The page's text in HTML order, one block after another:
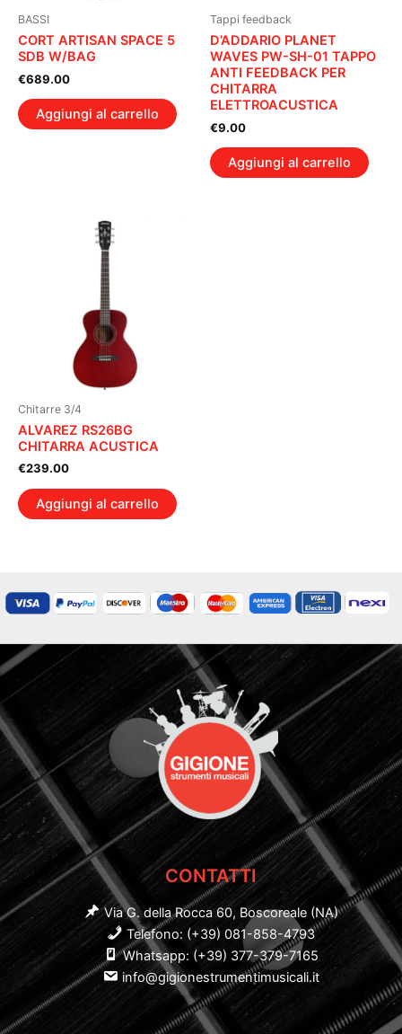
BASSI
CORT ARTISAN SPACE 5
SDB W/BAG
€689.00
Aggiungi al carrello
Tappi feedback
D’ADDARIO PLANET
WAVES PW-SH-01 TAPPO
ANTI FEEDBACK PER
CHITARRA
ELETTROACUSTICA
€9.00
Aggiungi al carrello
Chitarre 3/4
ALVAREZ RS26BG
CHITARRA ACUSTICA
€239.00
Aggiungi al carrello
CONTATTI
Via G. della Rocca 60, Boscoreale (NA)
Telefono: (+39) 081-858-4793
Whatsapp: (+39) 377-379-7165
info@gigionestrumentimusicali.it